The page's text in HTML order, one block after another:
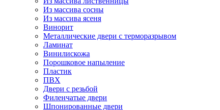
Из массива сосны
Из массива ясеня
Винорит
Металлические двери с терморазрывом
Ламинат
Винилискожа
Порошковое напыление
Пластик
ПВХ
Двери с резьбой
Филенчатые двери
Шпонированные двери